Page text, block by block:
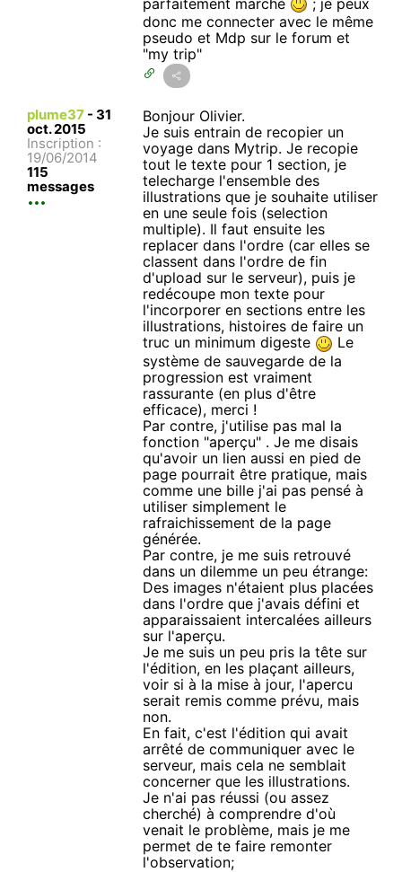
donc me connecter avec le même
pseudo et Mdp sur le forum et
"my trip"
plume37 - 31
oct. 2015
Inscription :
19/06/2014
115
messages
Bonjour Olivier.
Je suis entrain de recopier un
voyage dans Mytrip. Je recopie
tout le texte pour 1 section, je
telecharge l'ensemble des
illustrations que je souhaite utiliser
en une seule fois (selection
multiple). Il faut ensuite les
replacer dans l'ordre (car elles se
classent dans l'ordre de fin
d'upload sur le serveur), puis je
redécoupe mon texte pour
l'incorporer en sections entre les
illustrations, histoires de faire un
truc un minimum digeste
Le
système de sauvegarde de la
progression est vraiment
rassurante (en plus d'être
efficace), merci !
Par contre, j'utilise pas mal la
fonction "aperçu" . Je me disais
qu'avoir un lien aussi en pied de
page pourrait être pratique, mais
comme une bille j'ai pas pensé à
utiliser simplement le
rafraichissement de la page
générée.
Par contre, je me suis retrouvé
dans un dilemme un peu étrange:
Des images n'étaient plus placées
dans l'ordre que j'avais défini et
apparaissaient intercalées ailleurs
sur l'aperçu.
Je me suis un peu pris la tête sur
l'édition, en les plaçant ailleurs,
voir si à la mise à jour, l'apercu
serait remis comme prévu, mais
non.
En fait, c'est l'édition qui avait
arrêté de communiquer avec le
serveur, mais cela ne semblait
concerner que les illustrations.
Je n'ai pas réussi (ou assez
cherché) à comprendre d'où
venait le problème, mais je me
permet de te faire remonter
l'observation;